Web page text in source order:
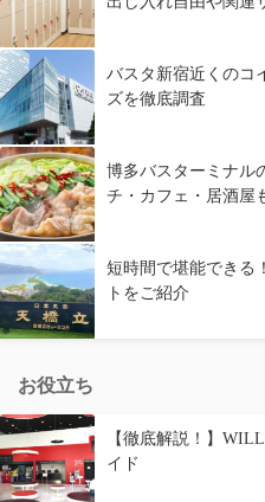
バスタ新宿近くのコ
ズを徹底調査
博多バスターミナル
チ・カフェ・居酒屋
短時間で堪能できる
トをご紹介
お役立ち
【徹底解説！】
イド